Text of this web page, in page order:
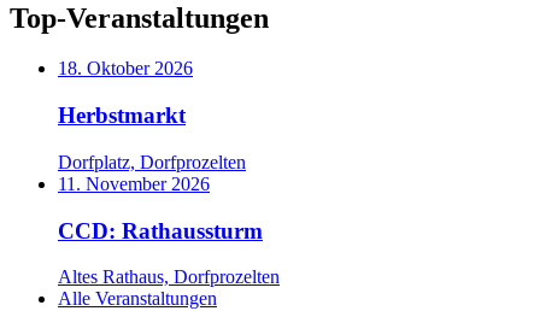
Top-Veranstaltungen
18. Oktober 2026
Herbstmarkt
Dorfplatz, Dorfprozelten
11. November 2026
CCD: Rathaussturm
Altes Rathaus, Dorfprozelten
Alle Veranstaltungen